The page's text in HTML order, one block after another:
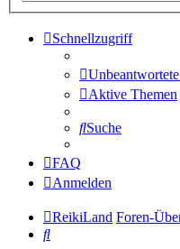
Schnellzugriff
Aktive Themen
Suche
FAQ
Anmelden
ReikiLand Foren-
Suche